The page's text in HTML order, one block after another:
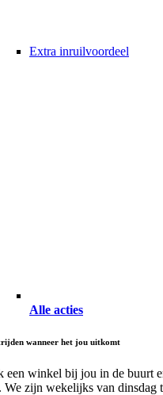
Extra inruilvoordeel
Alle acties
wanneer het jou uitkomt
een winkel bij jou in de buurt
We zijn wekelijks van dinsdag